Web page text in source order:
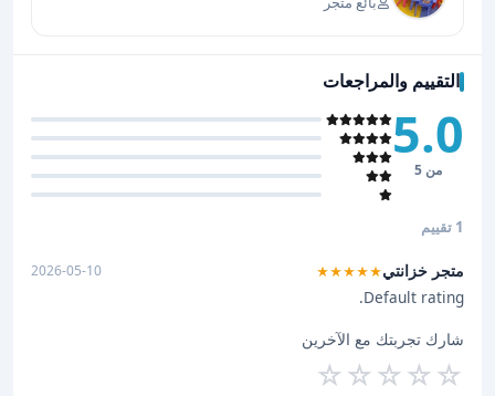
التقييم والمراجعات
5.0
من 5
1 تقييم
متجر خزانتي★★★★★
2026-05-10
Default rating.
شارك تجربتك مع الآخرين
☆
☆
☆
☆
☆